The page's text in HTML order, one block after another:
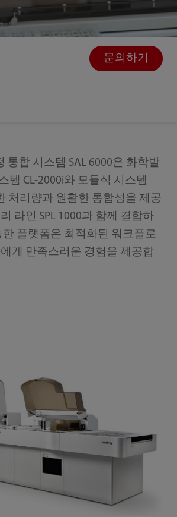
문의하기
통합 시스템 SAL 6000은 화학발
템 CL-2000i와 모듈식 시스템
처리량과 원활한 통합성을 제공
라인 SPL 1000과 함께 결합하
한 플랫폼은 최적화된 워크플로
게 만족스러운 경험을 제공합